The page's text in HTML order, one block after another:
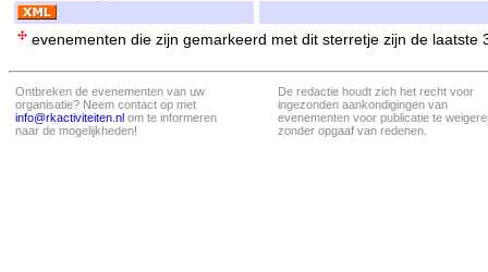
evenementen die zijn gemarkeerd met dit sterretje zijn de laatste
Ontbreken de evenementen van uw
organisatie? Neem contact op met
info@rkactiviteiten.nl om te informeren
naar de mogelijkheden!
De redactie houdt zich het recht voor
ingezonden aankondigingen van
evenementen voor publicatie te
zonder opgaaf van redenen.